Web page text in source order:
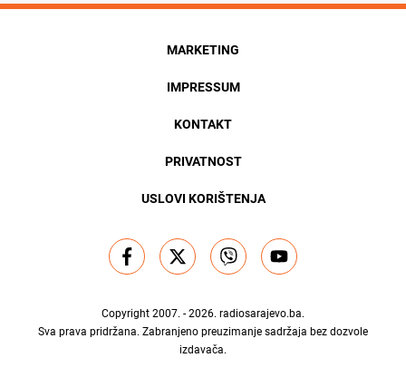
MARKETING
IMPRESSUM
KONTAKT
PRIVATNOST
USLOVI KORIŠTENJA
Copyright 2007. - 2026. radiosarajevo.ba.
Sva prava pridržana. Zabranjeno preuzimanje sadržaja bez dozvole
izdavača.